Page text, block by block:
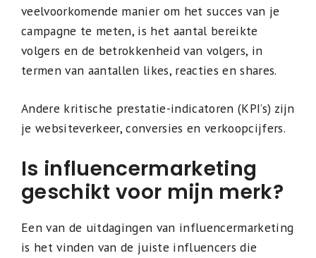
veelvoorkomende manier om het succes van je
campagne te meten, is het aantal bereikte
volgers en de betrokkenheid van volgers, in
termen van aantallen likes, reacties en shares.
Andere kritische prestatie-indicatoren (KPI’s) zijn
je websiteverkeer, conversies en verkoopcijfers.
Is influencermarketing
geschikt voor mijn merk?
Een van de uitdagingen van influencermarketing
is het vinden van de juiste influencers die